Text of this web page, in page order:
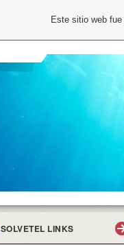
SOLVETEL LINKS
Este sitio web